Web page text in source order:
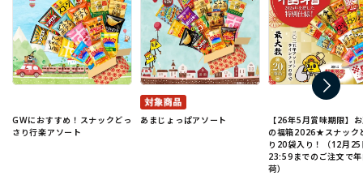
GWにおすすめ！スナックどっ
さり行楽アソート
あまじょっぱアソート
【26年5月賞味期限】
の福箱2026★スナック
り20袋入り！（12月25
23:59までのご注文で
荷）